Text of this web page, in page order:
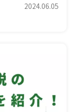
2024.06.05